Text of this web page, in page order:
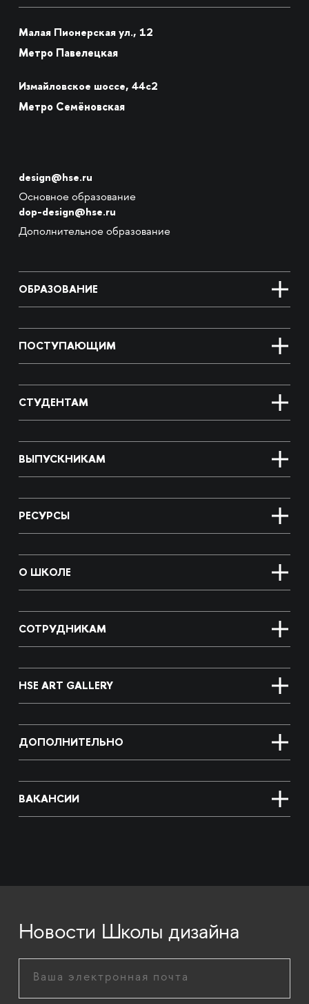
Малая Пионерская ул., 12
Метро Павелецкая
Измайловское шоссе, 44с2
Метро Семёновская
design@hse.ru
Основное образование
dop-design@hse.ru
Дополнительное образование
ОБРАЗОВАНИЕ
ПОСТУПАЮЩИМ
СТУДЕНТАМ
ВЫПУСКНИКАМ
РЕСУРСЫ
О ШКОЛЕ
СОТРУДНИКАМ
HSE ART GALLERY
ДОПОЛНИТЕЛЬНО
ВАКАНСИИ
Новости Школы дизайна